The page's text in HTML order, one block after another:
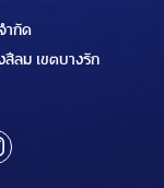
ำกัด
ลม เขตบางรัก